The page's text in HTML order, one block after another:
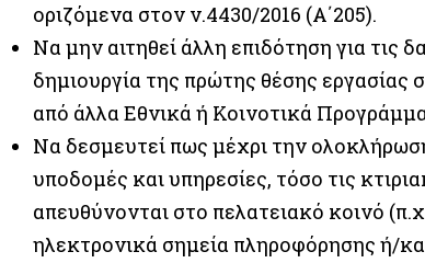
οριζόμενα στον ν.4430/2016 (Α΄205).
Να μην αιτηθεί άλλη επιδότηση για τις
δημιουργία της πρώτης θέσης εργασίας
από άλλα Εθνικά ή Κοινοτικά
Να δεσμευτεί πως μέχρι την
υποδομές και υπηρεσίες, τόσο τις
απευθύνονται στο πελατειακό κοινό
ηλεκτρονικά σημεία πληροφόρησης ή/